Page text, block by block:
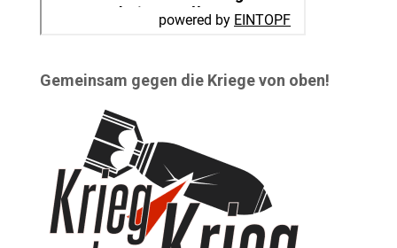
Gemeinsam gegen die Kriege von oben!